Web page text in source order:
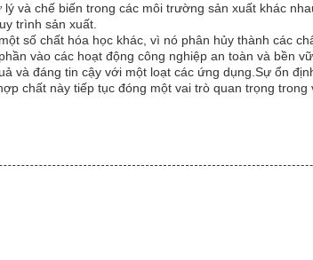
và chế biến trong các môi trường sản xuất khác
trình sản xuất.
số chất hóa học khác, vì nó phân hủy thành các
vào các hoạt động công nghiệp an toàn và bền
và đáng tin cậy với một loạt các ứng dụng.Sự ổn
chất này tiếp tục đóng một vai trò quan trọng